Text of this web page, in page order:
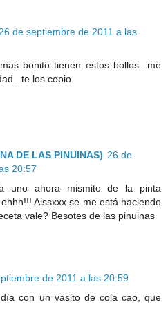
26 de septiembre de 2011 a las
bonito tienen estos bollos...me
los copio.
DE LAS PINUINAS) 26 de
20:57
uno ahora mismito de la pinta
Aissxxx se me está haciendo
vale? Besotes de las pinuinas
de 2011 a las 20:59
con un vasito de cola cao, que